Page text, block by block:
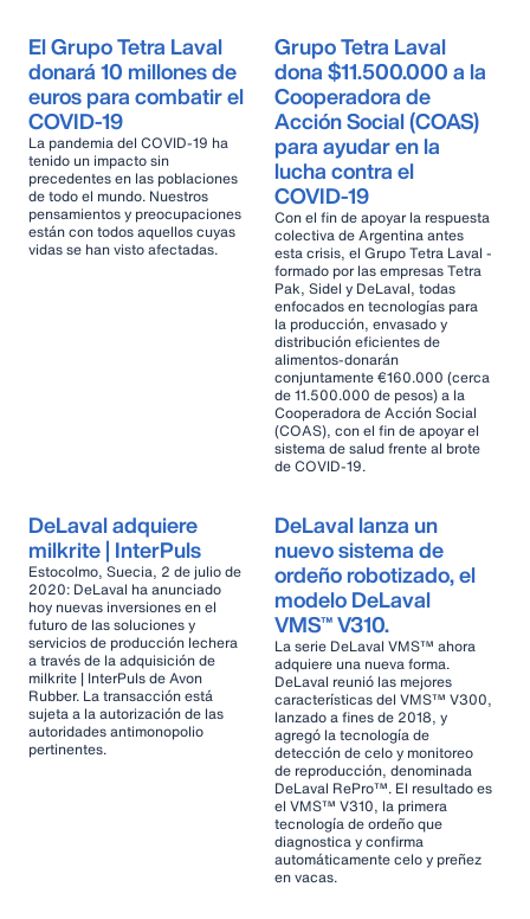
El Grupo Tetra Laval
donará 10 millones de
euros para combatir el
COVID-19
La pandemia del COVID-19 ha
tenido un impacto sin
precedentes en las poblaciones
de todo el mundo. Nuestros
pensamientos y preocupaciones
están con todos aquellos cuyas
vidas se han visto afectadas.
Grupo Tetra Laval
dona $11.500.000 a la
Cooperadora de
Acción Social (COAS)
para ayudar en la
lucha contra el
COVID-19
Con el fin de apoyar la respuesta
colectiva de Argentina antes
esta crisis, el Grupo Tetra Laval -
formado por las empresas Tetra
Pak, Sidel y DeLaval, todas
enfocados en tecnologías para
la producción, envasado y
distribución eficientes de
alimentos-donarán
conjuntamente €160.000 (cerca
de 11.500.000 de pesos) a la
Cooperadora de Acción Social
(COAS), con el fin de apoyar el
sistema de salud frente al brote
de COVID-19.
DeLaval adquiere
milkrite | InterPuls
Estocolmo, Suecia, 2 de julio de
2020: DeLaval ha anunciado
hoy nuevas inversiones en el
futuro de las soluciones y
servicios de producción lechera
a través de la adquisición de
milkrite | InterPuls de Avon
Rubber. La transacción está
sujeta a la autorización de las
autoridades antimonopolio
pertinentes.
DeLaval lanza un
nuevo sistema de
ordeño robotizado, el
modelo DeLaval
VMS™ V310.
La serie DeLaval VMS™ ahora
adquiere una nueva forma.
DeLaval reunió las mejores
características del VMS™ V300,
lanzado a fines de 2018, y
agregó la tecnología de
detección de celo y monitoreo
de reproducción, denominada
DeLaval RePro™. El resultado es
el VMS™ V310, la primera
tecnología de ordeño que
diagnostica y confirma
automáticamente celo y preñez
en vacas.